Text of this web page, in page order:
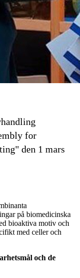
for
den 1 mars
på biomedicinska
bioaktiva motiv och
med celler och
och de